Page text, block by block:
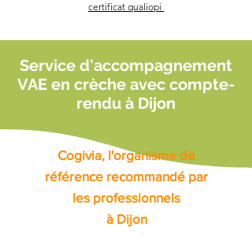
certificat qualiopi
Service d'accompagnement
VAE en crèche avec compte-
rendu à Dijon
Cogivia, l'organisme de
référence recommandé par
les professionnels
à Dijon